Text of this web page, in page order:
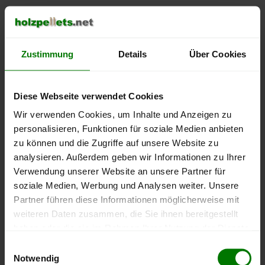
Zustimmung Details Über Cookies
Diese Webseite verwendet Cookies
Wir verwenden Cookies, um Inhalte und Anzeigen zu
personalisieren, Funktionen für soziale Medien anbieten
zu können und die Zugriffe auf unsere Website zu
analysieren. Außerdem geben wir Informationen zu Ihrer
Verwendung unserer Website an unsere Partner für
soziale Medien, Werbung und Analysen weiter. Unsere
Partner führen diese Informationen möglicherweise mit
weiteren Daten zusammen, die Sie ihnen bereitgestellt
Notwendig
Pelprotec
Pelprotec® ist einVeredelungsverfahren
vor dem Einblasen mit einem dünnen Film aus
geruchsneutralen und natürlichen Pflanzenölen
besprüht werden. Dadurch soll weniger Staub beim
Einblasen anfallen, die Fließfähigkeit verbessert werden
sowie eine sauberere Verbrennung der Pellets erzielt
werden.
HD-Pellets